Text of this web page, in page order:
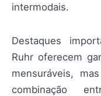
intermodais.
Destaques
Ruhr oferecem
mensuráveis,
combinação